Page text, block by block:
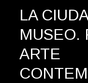
LA
MUSEO.
ARTE